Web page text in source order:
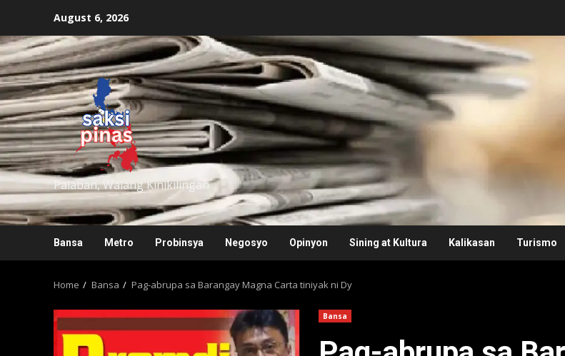
content
August 6, 2026
Palaban, Walang Kinikilingan
Bansa Metro Probinsya Negosyo Opinyon Sining at Kultura Kalikasan Turismo
Home Bansa Pag-abrupa sa Barangay Magna Carta tiniyak ni Dy
Bansa